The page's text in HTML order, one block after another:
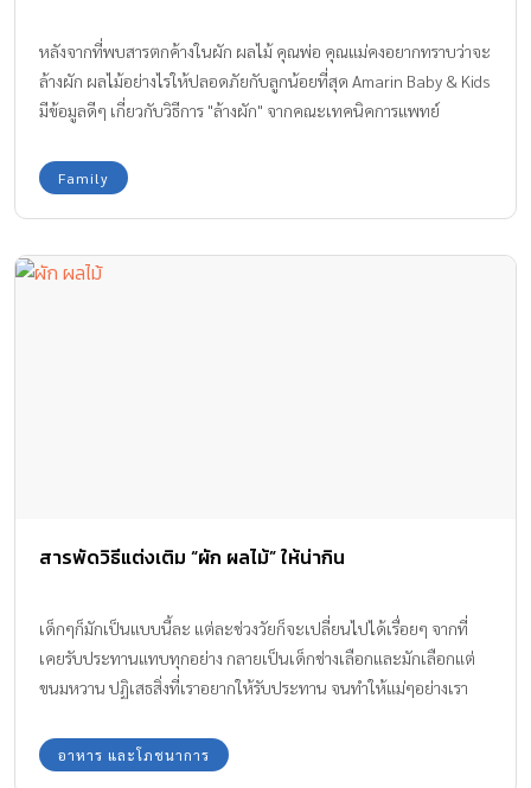
หลังจากที่พบสารตกค้างในผัก ผลไม้ คุณพ่อ คุณแม่คงอยากทราบว่าจะ
ล้างผัก ผลไม้อย่างไรให้ปลอดภัยกับลูกน้อยที่สุด Amarin Baby & Kids
มีข้อมูลดีๆ เกี่ยวกับวิธีการ "ล้างผัก" จากคณะเทคนิคการแพทย์
Family
สารพัดวิธีแต่งเติม “ผัก ผลไม้” ให้น่ากิน
เด็กๆก็มักเป็นแบบนี้ละ แต่ละช่วงวัยก็จะเปลี่ยนไปได้เรื่อยๆ จากที่
เคยรับประทานแทบทุกอย่าง กลายเป็นเด็กช่างเลือกและมักเลือกแต่
ขนมหวาน ปฏิเสธสิ่งที่เราอยากให้รับประทาน จนทำให้แม่ๆอย่างเรา
อาหาร และโภชนาการ